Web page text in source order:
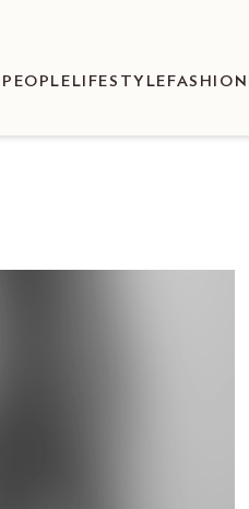
PEOPLE LIFESTYLE FASHION